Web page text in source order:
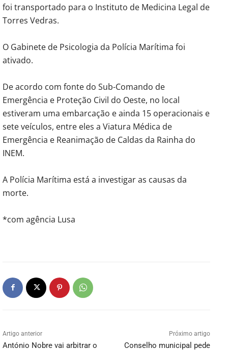
foi transportado para o Instituto de Medicina Legal de
Torres Vedras.
O Gabinete de Psicologia da Polícia Marítima foi
ativado.
De acordo com fonte do Sub-Comando de
Emergência e Proteção Civil do Oeste, no local
estiveram uma embarcação e ainda 15 operacionais e
sete veículos, entre eles a Viatura Médica de
Emergência e Reanimação de Caldas da Rainha do
INEM.
A Polícia Marítima está a investigar as causas da
morte.
*com agência Lusa
Artigo anterior
António Nobre vai arbitrar o
Próximo artigo
Conselho municipal pede